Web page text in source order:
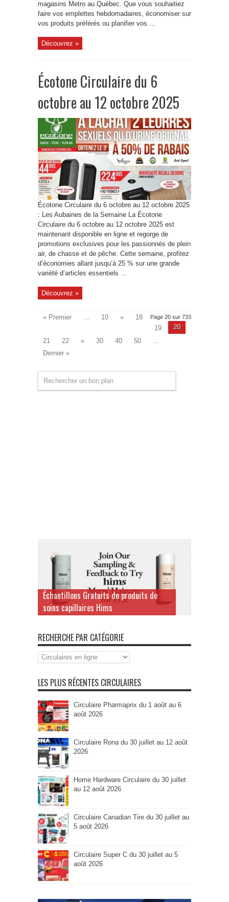
magasins Metro au Québec. Que vous souhaitiez
faire vos emplettes hebdomadaires, économiser sur
vos produits préférés ou planifier vos ...
Découvrez »
Écotone Circulaire du 6
octobre au 12 octobre 2025
Écotone Circulaire du 6 octobre au 12 octobre 2025
: Les Aubaines de la Semaine La Écotone
Circulaire du 6 octobre au 12 octobre 2025 est
maintenant disponible en ligne et regorge de
promotions exclusives pour les passionnés de plein
air, de chasse et de pêche. Cette semaine, profitez
d’économies allant jusqu’à 25 % sur une grande
variété d’articles essentiels ...
Découvrez »
Page 20 sur 733
« Premier ... 10 «
18
19
20
21
22 » 30 40 50
...
Dernier »
Échantillons Gratuits de produits de
soins capillaires Hims
RECHERCHE PAR CATÉGORIE
Recherche
par
LES PLUS RÉCENTES CIRCULAIRES
Circulaire Pharmaprix du 1 août au 6
août 2026
Circulaire Rona du 30 juillet au 12 août
2026
Home Hardware Circulaire du 30 juillet
au 12 août 2026
Circulaire Canadian Tire du 30 juillet au
5 août 2026
Circulaire Super C du 30 juillet au 5
août 2026